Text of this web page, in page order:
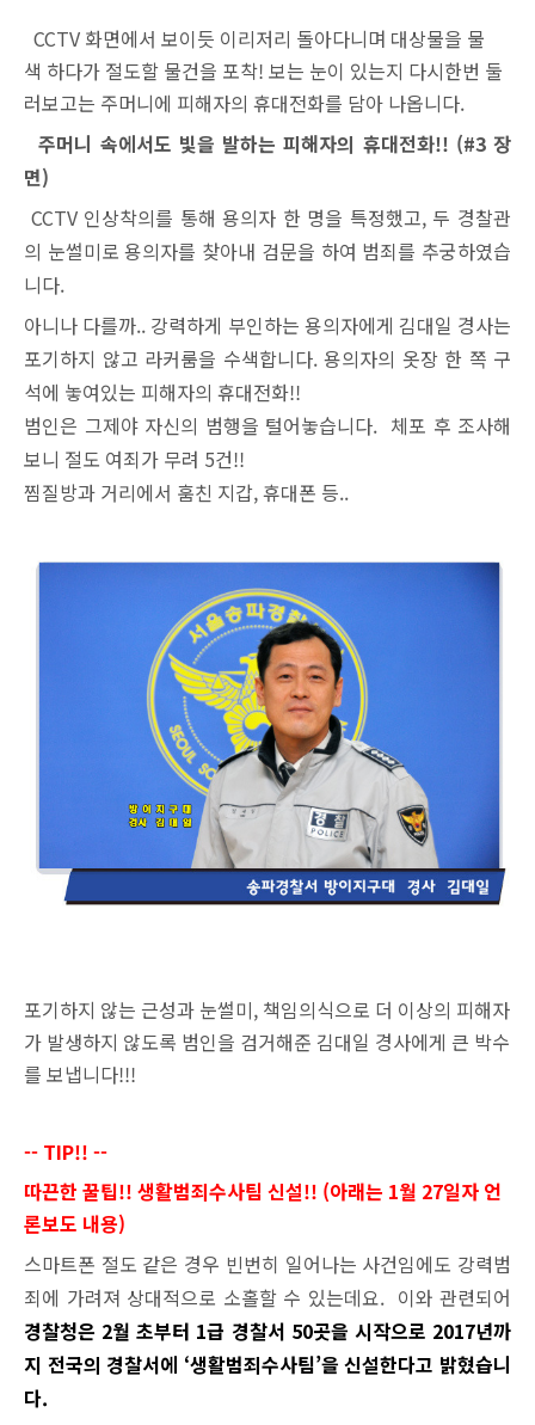
CCTV 화면에서 보이듯 이리저리 돌아다니며 대상물을 물
색 하다가 절도할 물건을 포착! 보는 눈이 있는지 다시한번 둘
러보고는 주머니에 피해자의 휴대전화를 담아 나옵니다.
주머니 속에서도 빛을 발하는 피해자의 휴대전화!! (#3 장
면)
CCTV 인상착의를 통해 용의자 한 명을 특정했고, 두 경찰관
의 눈썰미로 용의자를 찾아내 검문을 하여 범죄를 추궁하였습
니다.
아니나 다를까.. 강력하게 부인하는 용의자에게 김대일 경사는
포기하지 않고 라커룸을 수색합니다. 용의자의 옷장 한 쪽 구
석에 놓여있는 피해자의 휴대전화!!
범인은 그제야 자신의 범행을 털어놓습니다. 체포 후 조사해
보니 절도 여죄가 무려 5건!!
찜질방과 거리에서 훔친 지갑, 휴대폰 등..
포기하지 않는 근성과 눈썰미, 책임의식으로 더 이상의 피해자
가 발생하지 않도록 범인을 검거해준 김대일 경사에게 큰 박수
를 보냅니다!!!
-- TIP!! --
따끈한 꿀팁!! 생활범죄수사팀 신설!! (아래는 1월 27일자 언
론보도 내용)
스마트폰 절도 같은 경우 빈번히 일어나는 사건임에도 강력범
죄에 가려져 상대적으로 소홀할 수 있는데요. 이와 관련되어
경찰청은 2월 초부터 1급 경찰서 50곳을 시작으로 2017년까
지 전국의 경찰서에 ‘생활범죄수사팀’을 신설한다고 밝혔습니
다.